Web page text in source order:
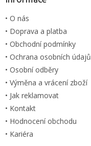
• O nás
• Doprava a platba
• Obchodní podmínky
• Ochrana osobních údajů
• Osobní odběry
• Výměna a vrácení zboží
• Jak reklamovat
• Kontakt
• Hodnocení obchodu
• Kariéra